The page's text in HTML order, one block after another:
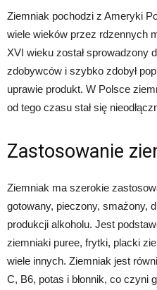
Ziemniak pochodzi z Ameryki
wiele wieków przez rdzennych
XVI wieku został sprowadzony
zdobywców i szybko zdobył
uprawie produkt. W Polsce
od tego czasu stał się
Zastosowanie
Ziemniak ma szerokie
gotowany, pieczony, smażony,
produkcji alkoholu. Jest
ziemniaki puree, frytki, placki
wiele innych. Ziemniak jest
C, B6, potas i błonnik, co czyni